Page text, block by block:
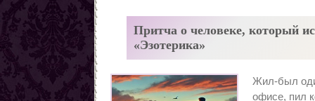
Хиромантия
О действии приворота
Любовные привороты
Притча о человеке, который
«Эзотерика»
Жил-был
офисе, пил